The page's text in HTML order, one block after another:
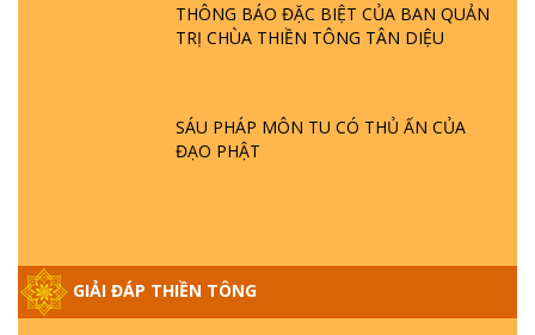
THÔNG BÁO ĐẶC BIỆT CỦA BAN QUẢN
TRỊ CHÙA THIỀN TÔNG TÂN DIỆU
SÁU PHÁP MÔN TU CÓ THỦ ẤN CỦA
ĐẠO PHẬT
GIẢI ĐÁP THIỀN TÔNG
GIẢI ĐÁP THIỀN TÔNG ĐẶC BIỆT P21 - TẠI
GIẢI ĐÁP VỀ LỄ TIỄN THIỀN TÔNG SƯ
- BÁC NGUYỄN NHÂN LÀ AI? PHIỀN NÃO
DO ĐÂU MÀ CÓ?